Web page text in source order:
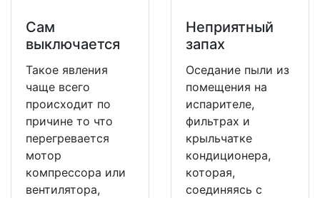
Сам
выключается
Такое явления
чаще всего
происходит по
причине то что
перегревается
мотор
компрессора или
вентилятора,
Неприятный
запах
Оседание пыли из
помещения на
испарителе,
фильтрах и
крыльчатке
кондиционера,
которая,
соединяясь с